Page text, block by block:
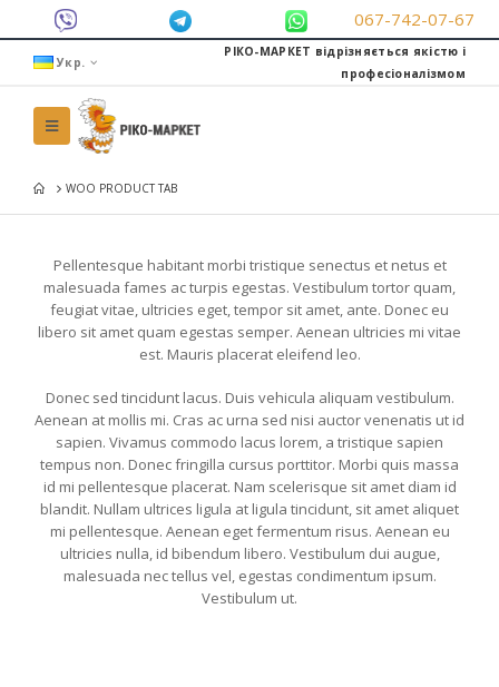
067-742-07-67
Укр.
РІКО-МАРКЕТ відрізняється якістю і
професіоналізмом
WOO PRODUCT TAB
Pellentesque habitant morbi tristique senectus et netus et
malesuada fames ac turpis egestas. Vestibulum tortor quam,
feugiat vitae, ultricies eget, tempor sit amet, ante. Donec eu
libero sit amet quam egestas semper. Aenean ultricies mi vitae
est. Mauris placerat eleifend leo.
Donec sed tincidunt lacus. Duis vehicula aliquam vestibulum.
Aenean at mollis mi. Cras ac urna sed nisi auctor venenatis ut id
sapien. Vivamus commodo lacus lorem, a tristique sapien
tempus non. Donec fringilla cursus porttitor. Morbi quis massa
id mi pellentesque placerat. Nam scelerisque sit amet diam id
blandit. Nullam ultrices ligula at ligula tincidunt, sit amet aliquet
mi pellentesque. Aenean eget fermentum risus. Aenean eu
ultricies nulla, id bibendum libero. Vestibulum dui augue,
malesuada nec tellus vel, egestas condimentum ipsum.
Vestibulum ut.